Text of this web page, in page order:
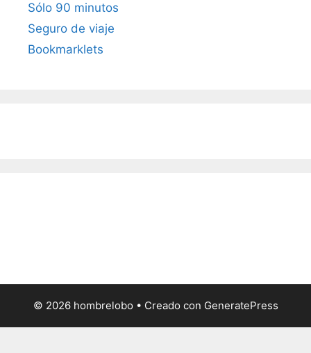
Sólo 90 minutos
Seguro de viaje
Bookmarklets
© 2026 hombrelobo • Creado con GeneratePress